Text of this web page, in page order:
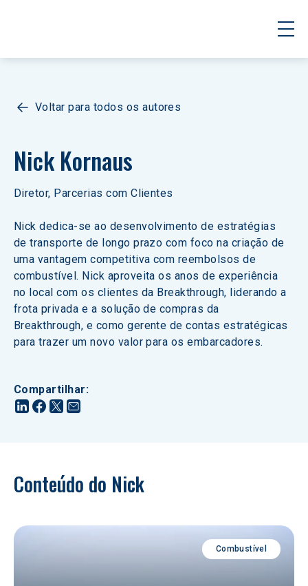
Voltar para todos os autores
Nick Kornaus
Diretor, Parcerias com Clientes
Nick dedica-se ao desenvolvimento de estratégias
de transporte de longo prazo com foco na criação de
uma vantagem competitiva com reembolsos de
combustível. Nick aproveita os anos de experiência
no local com os clientes da Breakthrough, liderando a
frota privada e a solução de compras da
Breakthrough, e como gerente de contas estratégicas
para trazer um novo valor para os embarcadores.
Compartilhar:
Conteúdo do Nick
Combustível